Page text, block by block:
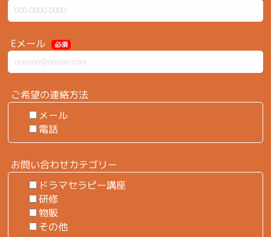
Eメール 必須
ご希望の連絡方法
メール
電話
お問い合わせカテゴリー
ドラマセラピー講座
研修
物販
その他